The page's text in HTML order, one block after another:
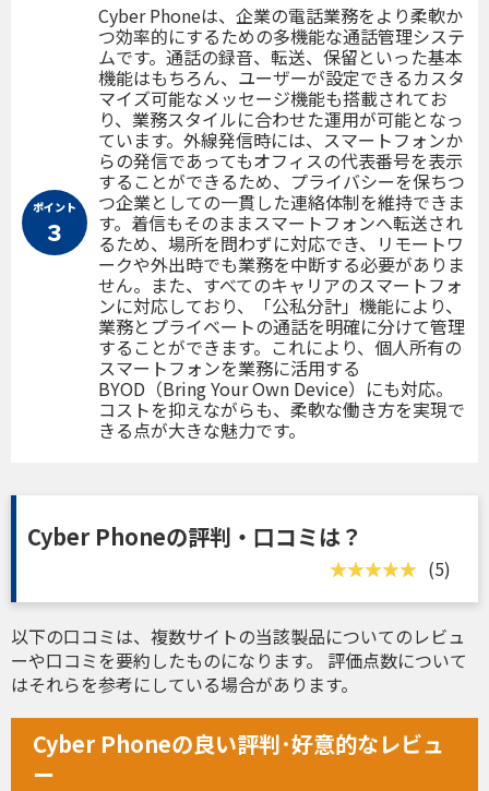
ポイント
３
Cyber Phoneは、企業の電話業務をより柔軟か
つ効率的にするための多機能な通話管理システ
ムです。通話の録音、転送、保留といった基本
機能はもちろん、ユーザーが設定できるカスタ
マイズ可能なメッセージ機能も搭載されてお
り、業務スタイルに合わせた運用が可能となっ
ています。外線発信時には、スマートフォンか
らの発信であってもオフィスの代表番号を表示
することができるため、プライバシーを保ちつ
つ企業としての一貫した連絡体制を維持できま
す。着信もそのままスマートフォンへ転送され
るため、場所を問わずに対応でき、リモートワ
ークや外出時でも業務を中断する必要がありま
せん。また、すべてのキャリアのスマートフォ
ンに対応しており、「公私分計」機能により、
業務とプライベートの通話を明確に分けて管理
することができます。これにより、個人所有の
スマートフォンを業務に活用する
BYOD（Bring Your Own Device）にも対応。
コストを抑えながらも、柔軟な働き方を実現で
きる点が大きな魅力です。
Cyber Phoneの評判・口コミは？
(5)
以下の口コミは、複数サイトの当該製品についてのレビュ
ーや口コミを要約したものになります。 評価点数について
はそれらを参考にしている場合があります。
Cyber Phoneの良い評判･好意的なレビュ
ー